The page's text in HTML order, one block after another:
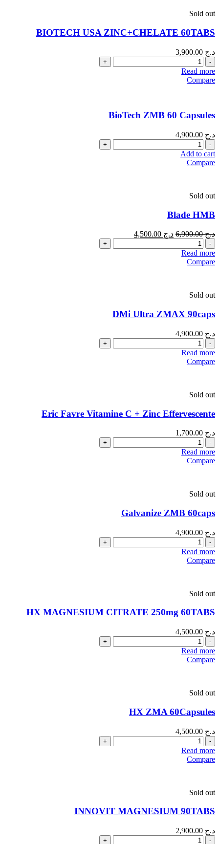
Sold out
BIOTECH USA ZINC+CHELATE 60TABS
د.ج
Quantity
Read more
Compare
BioTech ZMB 60 Capsules
د.ج
Quantity
Add to cart
Compare
Sold out
Blade HMB
د.ج6,900.00 د.ج
Quantity
Read more
Compare
Sold out
DMi Ultra ZMAX 90caps
د.ج
Quantity
Read more
Compare
Sold out
Eric Favre Vitamine C + Zinc Effervescente
د.ج
Quantity
Read more
Compare
Sold out
Galvanize ZMB 60caps
د.ج
Quantity
Read more
Compare
Sold out
HX MAGNESIUM CITRATE 250mg 60TABS
د.ج
Quantity
Read more
Compare
Sold out
HX ZMA 60Capsules
د.ج
Quantity
Read more
Compare
Sold out
INNOVIT MAGNESIUM 90TABS
د.ج
Quantity